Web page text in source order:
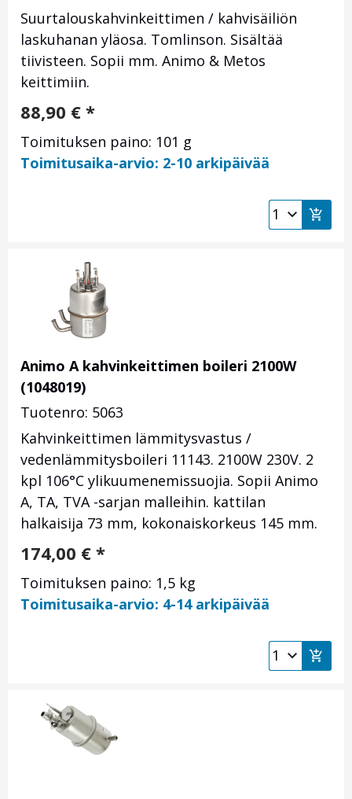
Suurtalouskahvinkeittimen / kahvisäiliön
laskuhanan yläosa. Tomlinson. Sisältää
tiivisteen. Sopii mm. Animo & Metos
keittimiin.
88,90 € *
Toimituksen paino: 101 g
Toimitusaika-arvio: 2-10 arkipäivää
Animo A kahvinkeittimen boileri 2100W
(1048019)
Tuotenro: 5063
Kahvinkeittimen lämmitysvastus /
vedenlämmitysboileri 11143. 2100W 230V. 2
kpl 106°C ylikuumenemissuojia. Sopii Animo
A, TA, TVA -sarjan malleihin. kattilan
halkaisija 73 mm, kokonaiskorkeus 145 mm.
174,00 € *
Toimituksen paino: 1,5 kg
Toimitusaika-arvio: 4-14 arkipäivää